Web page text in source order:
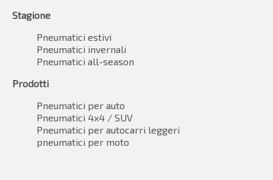
Stagione
Pneumatici estivi
Pneumatici invernali
Pneumatici all-season
Prodotti
Pneumatici per auto
Pneumatici 4x4 / SUV
Pneumatici per autocarri leggeri
pneumatici per moto